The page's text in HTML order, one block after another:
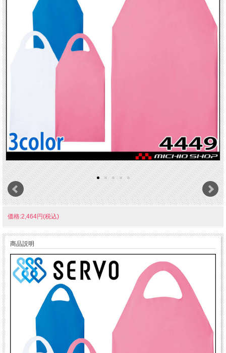
価格:2,464円(税込)
商品説明